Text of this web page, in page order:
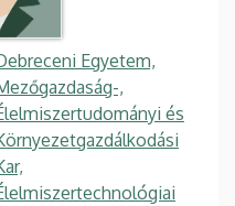
Egyetem,
,
és